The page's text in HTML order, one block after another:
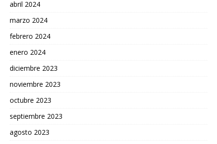
abril 2024
marzo 2024
febrero 2024
enero 2024
diciembre 2023
noviembre 2023
octubre 2023
septiembre 2023
agosto 2023